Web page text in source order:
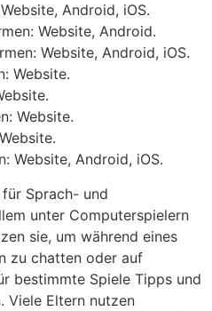
Android, iOS.
Website, Android.
Website, Android, iOS.
Website.
Website.
Website, Android, iOS.
Sprach- und
unter Computerspielern
sie, um während eines
zu chatten oder auf
bestimmte Spiele Tipps und
Viele Eltern nutzen